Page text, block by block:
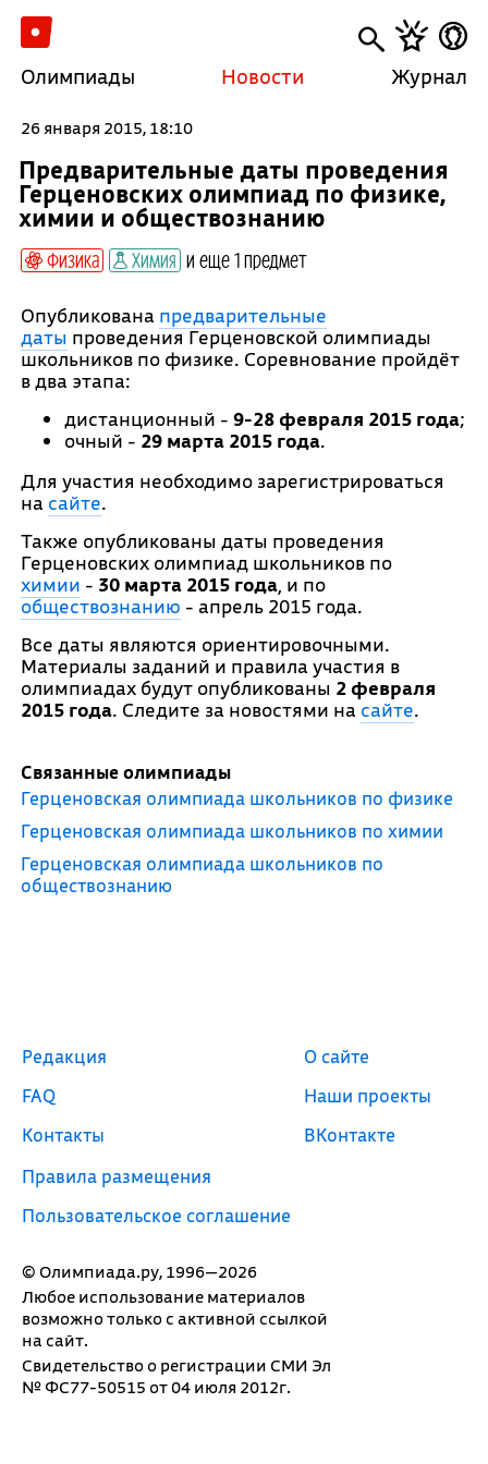
Олимпиады Новости Журнал
26 января 2015, 18:10
Предварительные даты проведения
Герценовских олимпиад по физике,
химии и обществознанию
Физика Химия и еще 1 предмет
Опубликована предварительные
даты проведения Герценовской олимпиады
школьников по физике. Соревнование пройдёт
в два этапа:
дистанционный - 9-28 февраля 2015 года;
очный - 29 марта 2015 года.
Для участия необходимо зарегистрироваться
на сайте.
Также опубликованы даты проведения
Герценовских олимпиад школьников по
химии - 30 марта 2015 года, и по
обществознанию - апрель 2015 года.
Все даты являются ориентировочными.
Материалы заданий и правила участия в
олимпиадах будут опубликованы 2 февраля
2015 года. Следите за новостями на сайте.
Связанные олимпиады
Герценовская олимпиада школьников по физике
Герценовская олимпиада школьников по химии
Герценовская олимпиада школьников по
обществознанию
© Олимпиада.ру, 1996—2026
Любое использование материалов
возможно только с активной ссылкой
на сайт.
Свидетельство о регистрации СМИ Эл
№ ФС77-50515 от 04 июля 2012г.
Редакция
FAQ
Контакты
Правила размещения
Пользовательское соглашение
О сайте
Наши проекты
ВКонтакте